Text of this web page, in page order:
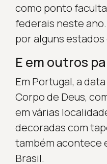
como ponto
federais neste
por alguns
E em outros
Em Portugal, a
Corpo de Deus,
em várias
decoradas com
também acontece
Brasil.